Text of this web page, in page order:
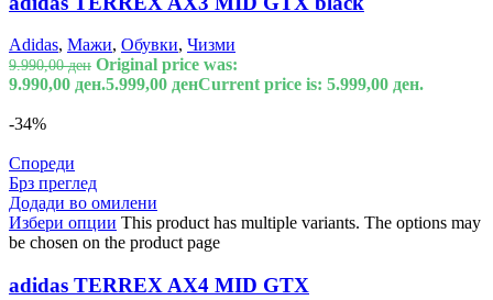
Adidas, Мажи, Обувки, Чизми
9.990,00ден Original price was:
9.990,00 ден.5.999,00 денCurrent price is: 5.999,00 ден.
-34%
Спореди
Брз преглед
Додади во омилени
Избери опции This product has multiple variants. The options may
be chosen on the product page
adidas TERREX AX4 MID GTX